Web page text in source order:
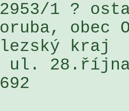
1 ?
obec
kraj
ul. 28.října